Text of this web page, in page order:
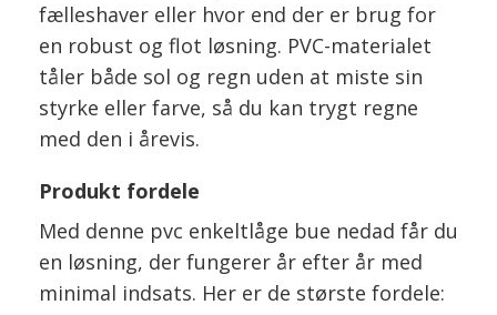
fælleshaver eller hvor end der er brug for
en robust og flot løsning. PVC-materialet
tåler både sol og regn uden at miste sin
styrke eller farve, så du kan trygt regne
med den i årevis.
Produkt fordele
Med denne pvc enkeltlåge bue nedad får du
en løsning, der fungerer år efter år med
minimal indsats. Her er de største fordele: